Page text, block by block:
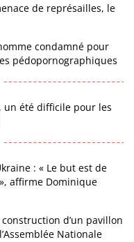
de représailles, le
condamné pour
pédopornographiques
un été difficile pour les
: « Le but est de
affirme Dominique
d’un pavillon
Nationale